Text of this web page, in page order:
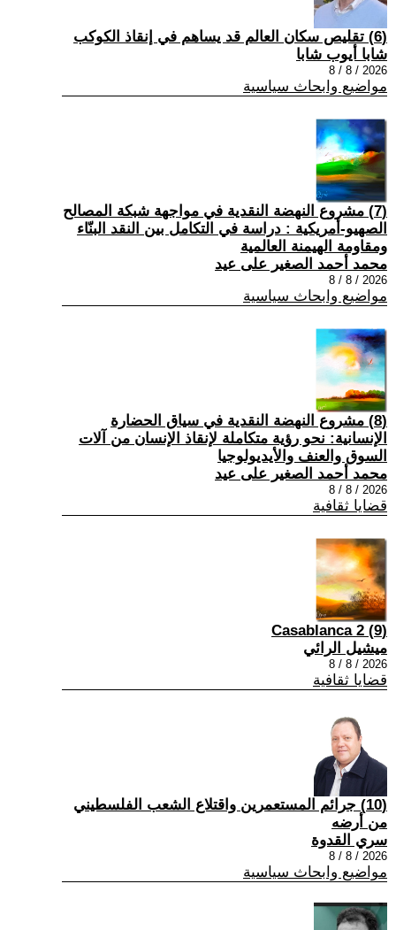
(6) تقليص سكان العالم قد يساهم في إنقاذ الكوكب
شابا أيوب شابا
2026 / 8 / 8
مواضيع وابحاث سياسية
(7) مشروع النهضة النقدية في مواجهة شبكة المصالح
الصهيو-أمريكية : دراسة في التكامل بين النقد البنّاء
ومقاومة الهيمنة العالمية
محمد أحمد الصغير على عيد
2026 / 8 / 8
مواضيع وابحاث سياسية
(8) مشروع النهضة النقدية في سياق الحضارة
الإنسانية: نحو رؤية متكاملة لإنقاذ الإنسان من آلات
السوق والعنف والأيديولوجيا
محمد أحمد الصغير على عيد
2026 / 8 / 8
قضايا ثقافية
(9) Casablanca 2
ميشيل الرائي
2026 / 8 / 8
قضايا ثقافية
(10) جرائم المستعمرين واقتلاع الشعب الفلسطيني
من أرضه
سري القدوة
2026 / 8 / 8
مواضيع وابحاث سياسية